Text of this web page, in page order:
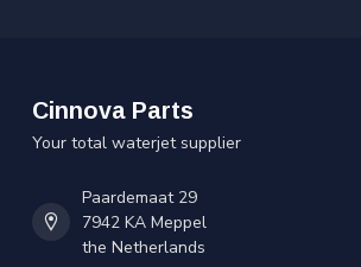
Cinnova Parts
Your total waterjet supplier
Paardemaat 29
7942 KA Meppel
the Netherlands